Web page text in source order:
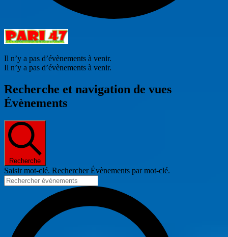
Il n’y a pas d’évènements à venir.
Il n’y a pas d’évènements à venir.
Recherche et navigation de vues
Évènements
Recherche
Saisir mot-clé. Rechercher Évènements par mot-clé.